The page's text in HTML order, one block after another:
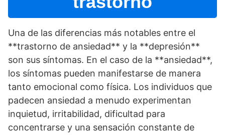
Una de las diferencias más notables entre el
**trastorno de ansiedad** y la **depresión**
son sus sí­ntomas. En el caso de la **ansiedad**,
los sí­ntomas pueden manifestarse de manera
tanto emocional como fí­sica. Los individuos que
padecen ansiedad a menudo experimentan
inquietud, irritabilidad, dificultad para
concentrarse y una sensación constante de